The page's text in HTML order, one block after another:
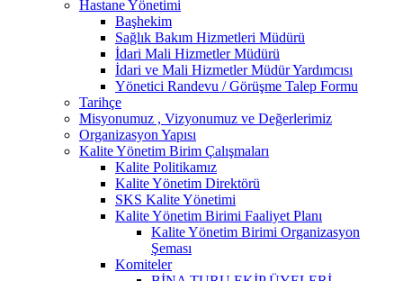
Hastane Yönetimi
Başhekim
Sağlık Bakım Hizmetleri Müdürü
İdari Mali Hizmetler Müdürü
İdari ve Mali Hizmetler Müdür Yardımcısı
Yönetici Randevu / Görüşme Talep Formu
Tarihçe
Misyonumuz , Vizyonumuz ve Değerlerimiz
Organizasyon Yapısı
Kalite Yönetim Birim Çalışmaları
Kalite Politikamız
Kalite Yönetim Direktörü
SKS Kalite Yönetimi
Kalite Yönetim Birimi Faaliyet Planı
Kalite Yönetim Birimi Organizasyon
Şeması
Komiteler